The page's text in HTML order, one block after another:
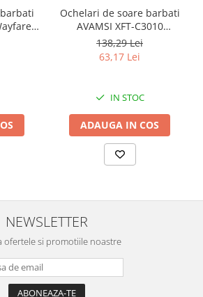
Ochelari de soare barbati
AVAMSI XFT-C3010
Wayfarer, Polarizati, Negru
138,29 Lei
63,17 Lei
IN STOC
ADAUGA IN COS
NEWSLETTER
ofertele si promotiile noastre